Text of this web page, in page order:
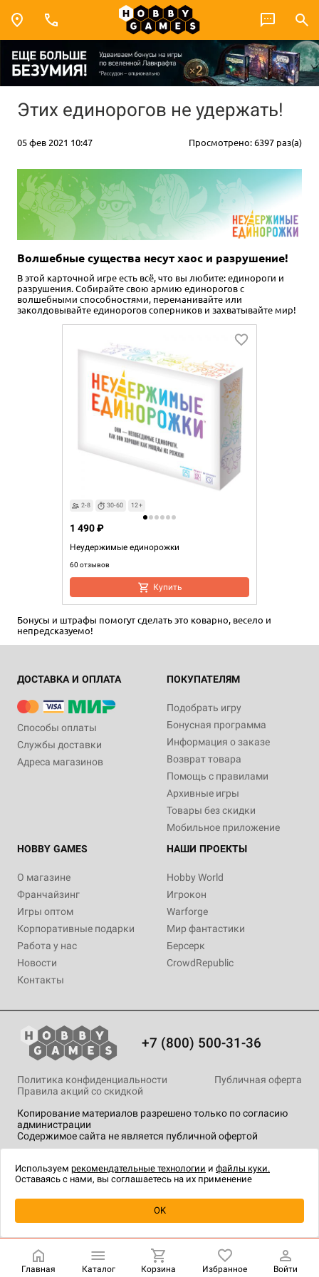
Этих единорогов не удержать!
05 фев 2021 10:47 Просмотрено: 6397 раз(а)
Волшебные существа несут хаос и разрушение!
В этой карточной игре есть всё, что вы любите: единороги и
разрушения. Собирайте свою армию единорогов с
волшебными способностями, переманивайте или
заколдовывайте единорогов соперников и захватывайте мир!
2-8 30-60 12+
Неудержимые единорожки
60 отзывов
1 490 ₽
Купить
Бонусы и штрафы помогут сделать это коварно, весело и
непредсказуемо!
ДОСТАВКА И ОПЛАТА
Способы оплаты
Службы доставки
Адреса магазинов
ПОКУПАТЕЛЯМ
Подобрать игру
Бонусная программа
Информация о заказе
Возврат товара
Помощь с правилами
Архивные игры
Товары без скидки
Мобильное приложение
HOBBY GAMES
О магазине
Франчайзинг
Игры оптом
Корпоративные подарки
Работа у нас
Новости
Контакты
НАШИ ПРОЕКТЫ
Hobby World
Игрокон
Warforge
Мир фантастики
Берсерк
CrowdRepublic
+7 (800) 500-31-36
Копирование материалов разрешено только по согласию
администрации
Содержимое сайта не является публичной офертой
Политика конфиденциальности
Публичная оферта
Правила акций со скидкой
технологии.
Главная Каталог Корзина Избранное Войти
Используем рекомендательные технологии и файлы куки.
Оставаясь с нами, вы соглашаетесь на их применение
OK